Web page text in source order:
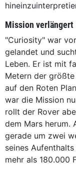
Mission verlängert
"Curiosity" war
gelandet und
Leben. Er ist mit
Metern der
auf den Roten
war die Mission
rollt der Rover
dem Mars herum.
gerade um zwei
seines
mehr als 180.000